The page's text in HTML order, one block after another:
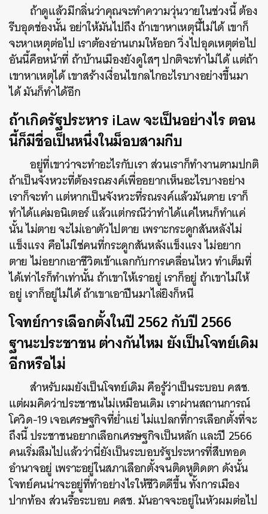
ถ้าดูแล้วมีกลิ่นว่าคุณจะทำความวุ่นวายในช่วงนี้ ต้อง
รีบอุดช่องนั้น อย่าให้มันไปถึง ถ้าเขาหาเหตุนี้ไม่ได้ เขาก็
จะหาเหตุต่อไป เราต้องอ่านเกมให้ออก วิ่งไปอุดเหตุต่อไป
อันนี้คือหน้าที่ ถ้าบ้านเมืองยังดูใสๆ ปกติจะทำไม่ได้ แต่ถ้า
เขาหาเหตุได้ เขาสร้างเงื่อนไขกลไกอะไรบางอย่างขึ้นมา
ได้ มันก็ทำได้อีก
ถ้าเกิดรัฐประหาร iLaw จะเป็นอย่างไร ตอน
นี้ก็มีชื่อเป็นหนึ่งในม็อบสามกีบ
อยู่ที่เขาว่าจะทำอะไรกับเรา ส่วนเราก็ทำงานตามปกติ
ถ้าเป็นจังหวะที่ต้องรณรงค์เพื่ออยากเห็นอะไรบางอย่าง
เราก็จะทำ แต่หากเป็นจังหวะที่รณรงค์แล้วมันตาย เราก็
ทำได้แค่มอนิเตอร์ แล้วแต่กรณีว่าทำได้แค่ไหนก็ทำแค่
นั้น ไม่ตาย จะไม่เอาตัวไปตาย เพราะกระดูกสันหลังไม่
แข็งแรง คือไม่ใช่คนที่กระดูกสันหลังแข็งแรง ไม่อยาก
ตาย ไม่อยากเอาชีวิตเข้าแลกกับการเคลื่อนไหว ทำเต็มที่
ได้เท่าไรก็ทำเท่านั้น ถ้าเขาให้เราอยู่ เราก็อยู่ ถ้าเขาไม่ให้
อยู่ เราก็อยู่ไม่ได้ ถ้าเขาเอาปืนมาไล่ยิงก็หนี
โจทย์การเลือกตั้งในปี 2562 กับปี 2566
ฐานะประชาชน ต่างกันไหม ยังเป็นโจทย์เดิม
อีกหรือไม่
สำหรับผมยังเป็นโจทย์เดิม คือรู้ว่าเป็นระบอบ คสช.
แต่ผมคิดว่าประชาชนไม่เหมือนเดิม เราผ่านสถานการณ์
โควิด-19 เจอเศรษฐกิจที่ย่ำแย่ ไม่แปลกที่การเลือกตั้งที่จะ
ถึงนี้ ประชาชนอยากเลือกเศรษฐกิจเป็นหลัก และปี 2566
คนเริ่มลืมไปแล้วว่านี่ยังเป็นระบอบรัฐประหารที่สืบทอด
อำนาจอยู่ เพราะอยู่ในสภาเลือกตั้งจนติดหูติดตา ดังนั้น
โจทย์คนน่าจะอยู่ที่ทำอย่างไรให้ชีวิตดีขึ้น ทั้งการเมือง
ปากท้อง ส่วนรื้อระบอบ คสช. มันอาจจะอยู่ในหัวผมต่อไป